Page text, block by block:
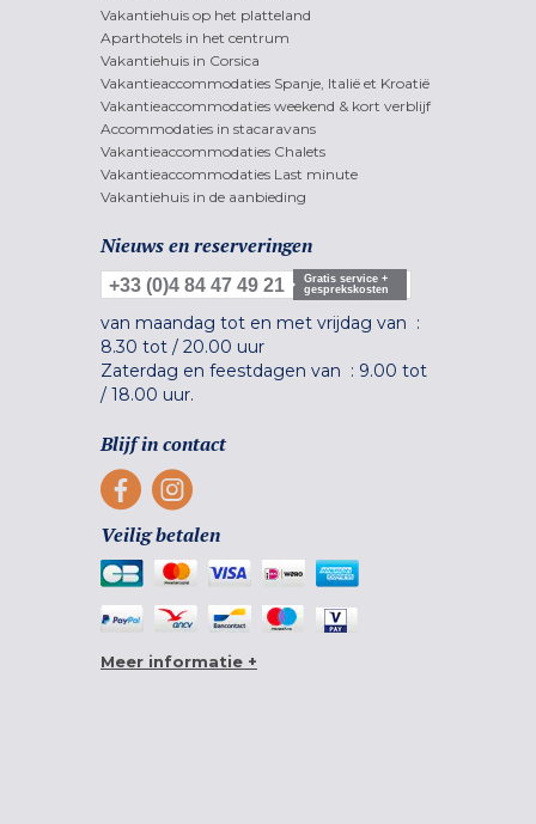
Vakantiehuis op het platteland
Aparthotels in het centrum
Vakantiehuis in Corsica
Vakantieaccommodaties Spanje, Italië et Kroatië
Vakantieaccommodaties weekend & kort verblijf
Accommodaties in stacaravans
Vakantieaccommodaties Chalets
Vakantieaccommodaties Last minute
Vakantiehuis in de aanbieding
Nieuws en reserveringen
+33 (0)4 84 47 49 21
Gratis service +
gesprekskosten
van maandag tot en met vrijdag van :
8.30 tot / 20.00 uur
Zaterdag en feestdagen van : 9.00 tot
/ 18.00 uur.
Blijf in contact
Veilig betalen
Meer informatie +